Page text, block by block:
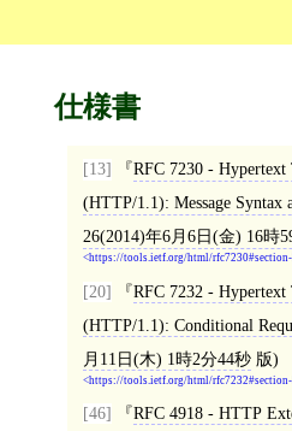
仕様書
[13]
RFC 7230 - Hypertext
(HTTP/1.1): Message Syntax
26(2014)年6月6日(金) 16時
https://tools.ietf.org/html/rfc7230#section-
[20]
RFC 7232 - Hypertext
(HTTP/1.1): Conditional
月11日(木) 1時2分44秒版)
https://tools.ietf.org/html/
[46]
RFC 4918 - HTTP